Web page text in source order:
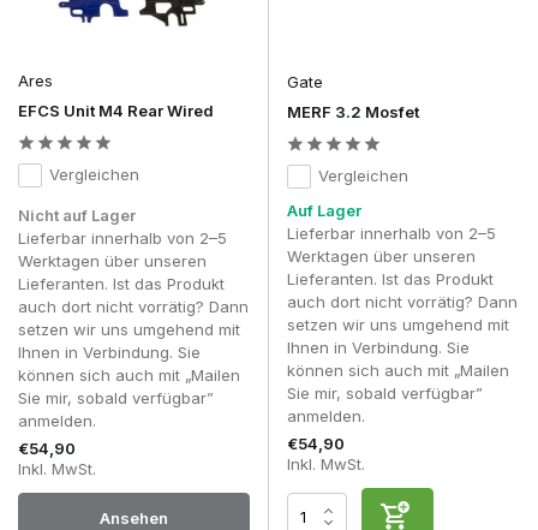
Ares
EFCS Unit M4 Rear Wired
Vergleichen
Nicht auf Lager
Lieferbar innerhalb von 2–5
Werktagen über unseren
Lieferanten. Ist das Produkt
auch dort nicht vorrätig? Dann
setzen wir uns umgehend mit
Ihnen in Verbindung. Sie
können sich auch mit „Mailen
Sie mir, sobald verfügbar”
anmelden.
€54,90
Inkl. MwSt.
Ansehen
Gate
MERF 3.2 Mosfet
Vergleichen
Auf Lager
Lieferbar innerhalb von 2–5
Werktagen über unseren
Lieferanten. Ist das Produkt
auch dort nicht vorrätig? Dann
setzen wir uns umgehend mit
Ihnen in Verbindung. Sie
können sich auch mit „Mailen
Sie mir, sobald verfügbar”
anmelden.
€54,90
Inkl. MwSt.